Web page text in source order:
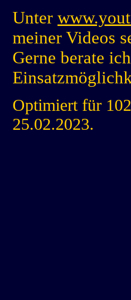
Unter
meiner Videos
Gerne berate
Optimiert für
25.02.2023.